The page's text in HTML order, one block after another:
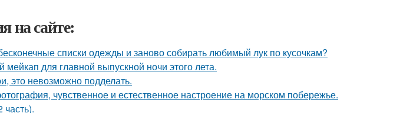
на сайте:
списки одежды и заново собирать любимый лук по кусочкам?
для главной выпускной ночи этого лета.
это невозможно подделать.
чувственное и естественное настроение на морском побережье.